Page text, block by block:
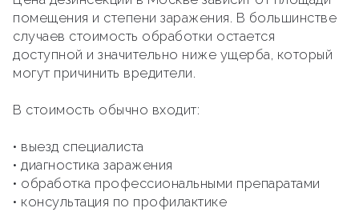
помещения и степени заражения. В большинстве
случаев стоимость обработки остается
доступной и значительно ниже ущерба, который
могут причинить вредители.
В стоимость обычно входит:
• выезд специалиста
• диагностика заражения
• обработка профессиональными препаратами
• консультация по профилактике